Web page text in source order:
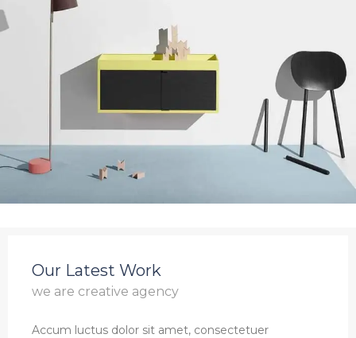
Our Latest Work
we are creative agency
Accum luctus dolor sit amet, consectetuer